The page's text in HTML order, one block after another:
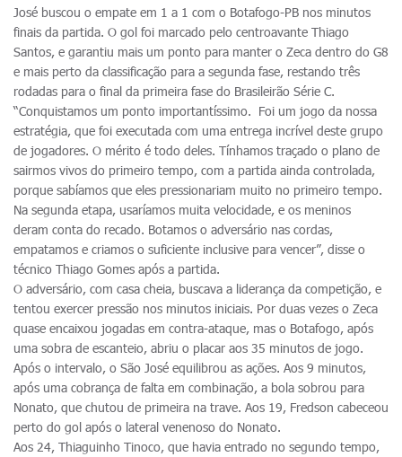
José buscou o empate em 1 a 1 com o Botafogo-PB nos minutos
finais da partida. O gol foi marcado pelo centroavante Thiago
Santos, e garantiu mais um ponto para manter o Zeca dentro do G8
e mais perto da classificação para a segunda fase, restando três
rodadas para o final da primeira fase do Brasileirão Série C.
“Conquistamos um ponto importantíssimo. Foi um jogo da nossa
estratégia, que foi executada com uma entrega incrível deste grupo
de jogadores. O mérito é todo deles. Tínhamos traçado o plano de
sairmos vivos do primeiro tempo, com a partida ainda controlada,
porque sabíamos que eles pressionariam muito no primeiro tempo.
Na segunda etapa, usaríamos muita velocidade, e os meninos
deram conta do recado. Botamos o adversário nas cordas,
empatamos e criamos o suficiente inclusive para vencer”, disse o
técnico Thiago Gomes após a partida.
O adversário, com casa cheia, buscava a liderança da competição, e
tentou exercer pressão nos minutos iniciais. Por duas vezes o Zeca
quase encaixou jogadas em contra-ataque, mas o Botafogo, após
uma sobra de escanteio, abriu o placar aos 35 minutos de jogo.
Após o intervalo, o São José equilibrou as ações. Aos 9 minutos,
após uma cobrança de falta em combinação, a bola sobrou para
Nonato, que chutou de primeira na trave. Aos 19, Fredson cabeceou
perto do gol após o lateral venenoso do Nonato.
Aos 24, Thiaguinho Tinoco, que havia entrado no segundo tempo,